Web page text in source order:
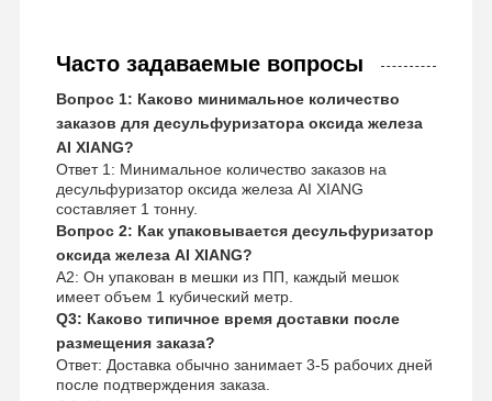
Часто задаваемые вопросы
Вопрос 1: Каково минимальное количество
заказов для десульфуризатора оксида железа
AI XIANG?
Ответ 1: Минимальное количество заказов на
десульфуризатор оксида железа AI XIANG
составляет 1 тонну.
Вопрос 2: Как упаковывается десульфуризатор
оксида железа AI XIANG?
A2: Он упакован в мешки из ПП, каждый мешок
имеет объем 1 кубический метр.
Q3: Каково типичное время доставки после
размещения заказа?
Ответ: Доставка обычно занимает 3-5 рабочих дней
после подтверждения заказа.